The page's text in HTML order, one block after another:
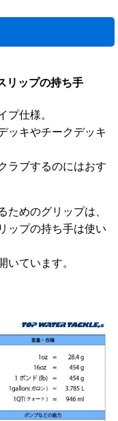
リップの持ち手
プ仕様。
ッキやチークデッキ
ラブするのにはおす
ためのグリップは、
ップの持ち手は使い
いています。